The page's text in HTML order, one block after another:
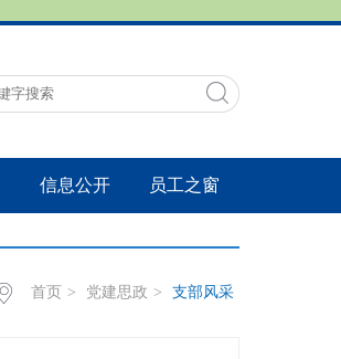
信息公开 员工之窗
首页 > 党建思政 > 支部风采